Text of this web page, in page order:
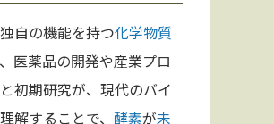
自の機能を持つ化学物質
医薬品の開発や産業プロ
初期研究が、現代のバイ
解することで、 酵素が未